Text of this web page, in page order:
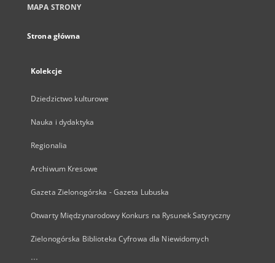
MAPA STRONY
Strona główna
Kolekcje
Dziedzictwo kulturowe
Nauka i dydaktyka
Regionalia
Archiwum Kresowe
Gazeta Zielonogórska - Gazeta Lubuska
Otwarty Międzynarodowy Konkurs na Rysunek Satyryczny
Zielonogórska Biblioteka Cyfrowa dla Niewidomych
...